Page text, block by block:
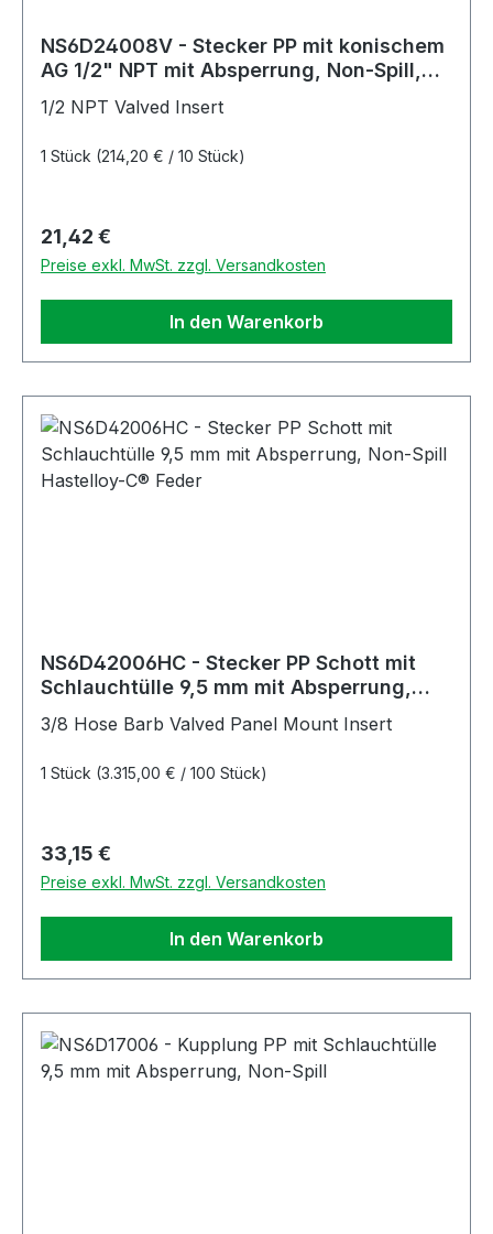
NS6D24008V - Stecker PP mit konischem
AG 1/2" NPT mit Absperrung, Non-Spill,
1/2 NPT Valved Insert
1 Stück (214,20 € / 10 Stück)
Regulärer Preis:
21,42 €
Preise exkl. MwSt. zzgl. Versandkosten
In den Warenkorb
NS6D42006HC - Stecker PP Schott mit
Schlauchtülle 9,5 mm mit Absperrung,
3/8 Hose Barb Valved Panel Mount Insert
1 Stück (3.315,00 € / 100 Stück)
Regulärer Preis:
33,15 €
Preise exkl. MwSt. zzgl. Versandkosten
In den Warenkorb